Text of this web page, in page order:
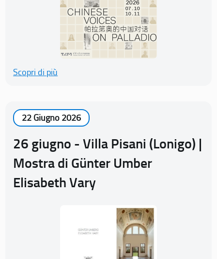
Scopri di più
22 Giugno 2026
26 giugno - Villa Pisani (Lonigo) |
Mostra di Günter Umber
Elisabeth Vary